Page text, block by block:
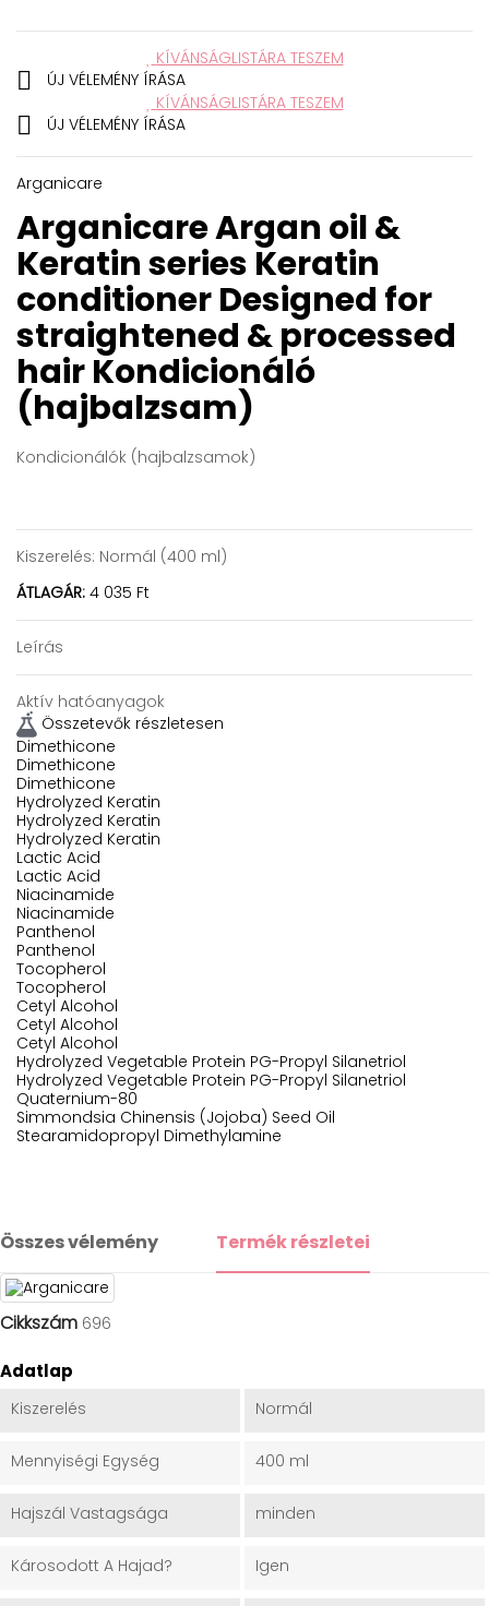
KÍVÁNSÁGLISTÁRA TESZEM

ÚJ VÉLEMÉNY ÍRÁSA
KÍVÁNSÁGLISTÁRA TESZEM
 ÚJ VÉLEMÉNY ÍRÁSA
Arganicare
Arganicare Argan oil &
Keratin series Keratin
conditioner Designed for
straightened & processed
hairKondicionáló
(hajbalzsam)
Kondicionálók (hajbalzsamok)
Kiszerelés: Normál (400 ml)
ÁTLAGÁR: 4 035 Ft
Leírás
Aktív hatóanyagok
Összetevők részletesen
Dimethicone
Dimethicone
Dimethicone
Hydrolyzed Keratin
Hydrolyzed Keratin
Hydrolyzed Keratin
Lactic Acid
Lactic Acid
Niacinamide
Niacinamide
Panthenol
Panthenol
Tocopherol
Tocopherol
Cetyl Alcohol
Cetyl Alcohol
Cetyl Alcohol
Hydrolyzed Vegetable Protein PG-Propyl Silanetriol
Hydrolyzed Vegetable Protein PG-Propyl Silanetriol
Quaternium-80
Simmondsia Chinensis (Jojoba) Seed Oil
Stearamidopropyl Dimethylamine
Összes vélemény Termék részletei
Cikkszám 696
Adatlap
Kiszerelés Normál
Mennyiségi Egység 400 ml
Hajszál Vastagsága minden
Károsodott A Hajad? Igen